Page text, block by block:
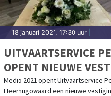
18 januari 2021, 17:30 uur
UITVAARTSERVICE
OPENT NIEUWE
KROON!
Medio 2021 opent Uitvaartservice
Heerhugowaard een nieuwe